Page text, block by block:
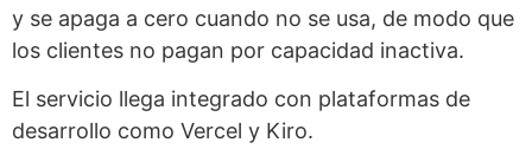
y se apaga a cero cuando no se usa, de modo que
los clientes no pagan por capacidad inactiva.
El servicio llega integrado con plataformas de
desarrollo como Vercel y Kiro.